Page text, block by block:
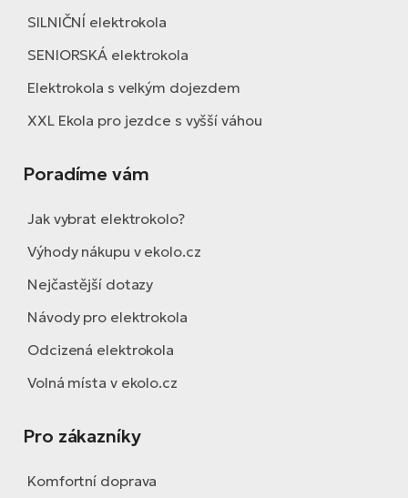
SILNIČNÍ elektrokola
SENIORSKÁ elektrokola
Elektrokola s velkým dojezdem
XXL Ekola pro jezdce s vyšší váhou
Poradíme vám
Jak vybrat elektrokolo?
Výhody nákupu v ekolo.cz
Nejčastější dotazy
Návody pro elektrokola
Odcizená elektrokola
Volná místa v ekolo.cz
Pro zákazníky
Komfortní doprava